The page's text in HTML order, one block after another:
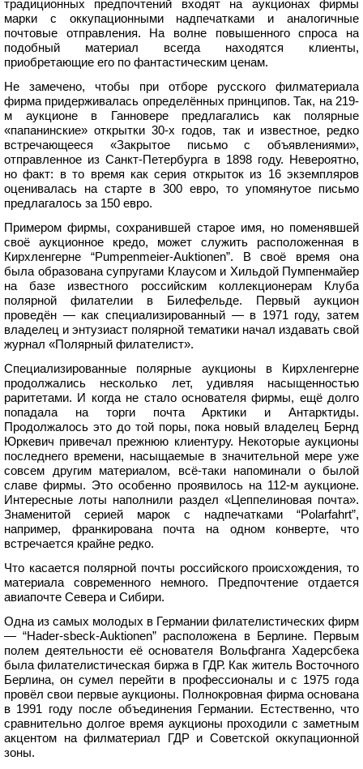
традиционных предпочтений входят на аукционах фирмы
марки с оккупационными надпечатками и аналогичные
почтовые отправления. На волне повышенного спроса на
подобный материал всегда находятся клиенты,
приобретающие его по фантастическим ценам.
Не замечено, чтобы при отборе русского филматериала
фирма придерживалась определённых принципов. Так, на 219-
м аукционе в Ганновере предлагались как полярные
«папанинские» открытки 30-х годов, так и известное, редко
встречающееся «Закрытое письмо с объявлениями»,
отправленное из Санкт-Петербурга в 1898 году. Невероятно,
но факт: в то время как серия открыток из 16 экземпляров
оценивалась на старте в 300 евро, то упомянутое письмо
предлагалось за 150 евро.
Примером фирмы, сохранившей старое имя, но поменявшей
своё аукционное кредо, может служить расположенная в
Кирхленгерне “Pumpenmeier-Auktionen”. В своё время она
была образована супругами Клаусом и Хильдой Пумпенмайер
на базе известного российским коллекционерам Клуба
полярной филателии в Билефельде. Первый аукцион
проведён — как специализированный — в 1971 году, затем
владелец и энтузиаст полярной тематики начал издавать свой
журнал «Полярный филателист».
Специализированные полярные аукционы в Кирхленгерне
продолжались несколько лет, удивляя насыщенностью
раритетами. И когда не стало основателя фирмы, ещё долго
попадала на торги почта Арктики и Антарктиды.
Продолжалось это до той поры, пока новый владелец Бернд
Юркевич привечал прежнюю клиентуру. Некоторые аукционы
последнего времени, насыщаемые в значительной мере уже
совсем другим материалом, всё-таки напоминали о былой
славе фирмы. Это особенно проявилось на 112-м аукционе.
Интересные лоты наполнили раздел «Цеппелиновая почта».
Знаменитой серией марок с надпечатками “Polarfahrt”,
например, франкирована почта на одном конверте, что
встречается крайне редко.
Что касается полярной почты российского происхождения, то
материала современного немного. Предпочтение отдается
авиапочте Севера и Сибири.
Одна из самых молодых в Германии филателистических фирм
— “Hader-sbeck-Auktionen” расположена в Берлине. Первым
полем деятельности её основателя Вольфганга Хадерсбека
была филателистическая биржа в ГДР. Как житель Восточного
Берлина, он сумел перейти в профессионалы и с 1975 года
провёл свои первые аукционы. Полнокровная фирма основана
в 1991 году после объединения Германии. Естественно, что
сравнительно долгое время аукционы проходили с заметным
акцентом на филматериал ГДР и Советской оккупационной
зоны.